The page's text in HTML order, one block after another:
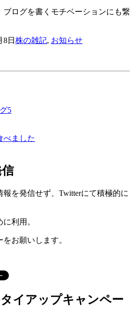
ブログを書くモチベーションにも繋
8日 株の雑記, お知らせ
5
べました
を発信せず、Twitterにて積極的に
利用。
お願いします。
イアップキャンペー